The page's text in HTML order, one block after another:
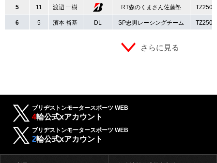
5 11 渡辺 一樹 RT森のくまさん佐藤塾 TZ250
6 5 濱本 裕基 DL SP忠男レーシングチーム TZ250
さらに見る
ブリヂストンモータースポーツ WEB
4輪公式xアカウント
ブリヂストンモータースポーツ WEB
2輪公式xアカウント